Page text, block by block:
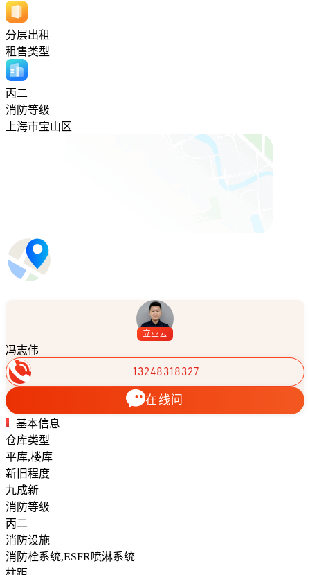
分层出租
租售类型
丙二
消防等级
上海市宝山区
立业云
冯志伟
13248318327
在线问
基本信息
仓库类型
平库,楼库
新旧程度
九成新
消防等级
丙二
消防设施
消防栓系统,ESFR喷淋系统